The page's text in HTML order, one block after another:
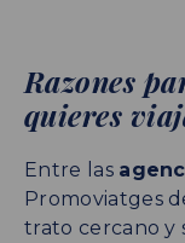
Razones
quieres
Entre las
Promoviatges
trato cercano y